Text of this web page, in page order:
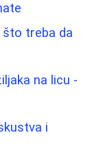
što treba da
na licu -
i